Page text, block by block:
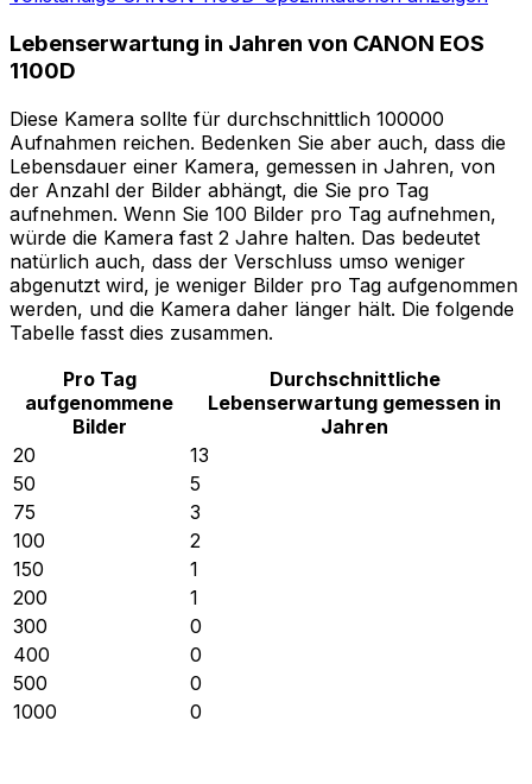
Lebenserwartung in Jahren von CANON EOS
1100D
Diese Kamera sollte für durchschnittlich 100000
Aufnahmen reichen. Bedenken Sie aber auch, dass die
Lebensdauer einer Kamera, gemessen in Jahren, von
der Anzahl der Bilder abhängt, die Sie pro Tag
aufnehmen. Wenn Sie 100 Bilder pro Tag aufnehmen,
würde die Kamera fast 2 Jahre halten. Das bedeutet
natürlich auch, dass der Verschluss umso weniger
abgenutzt wird, je weniger Bilder pro Tag aufgenommen
werden, und die Kamera daher länger hält. Die folgende
Tabelle fasst dies zusammen.
Pro Tag
aufgenommene
Bilder
Durchschnittliche
Lebenserwartung gemessen in
Jahren
20
13
50
5
75
3
100
2
150
1
200
1
300
0
400
0
500
0
1000
0